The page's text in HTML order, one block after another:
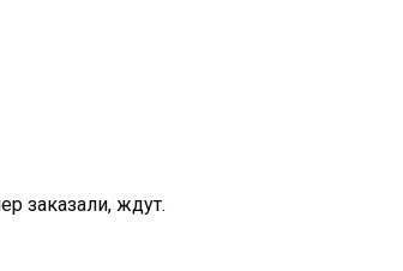
заказали, ждут.